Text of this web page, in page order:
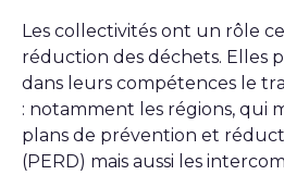
Les collectivités ont un rôle
réduction des déchets. Elles
dans leurs compétences le
: notamment les régions, qui
plans de prévention et
(PERD) mais aussi les